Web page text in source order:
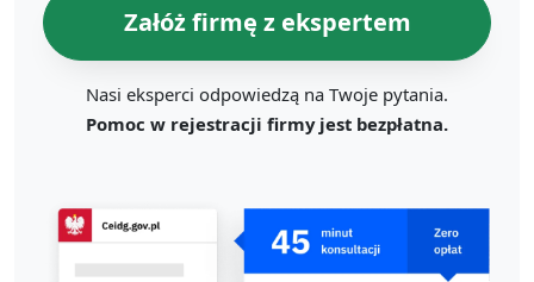
Załóż firmę z ekspertem
Nasi eksperci odpowiedzą na Twoje pytania.
Pomoc w rejestracji firmy jest bezpłatna.